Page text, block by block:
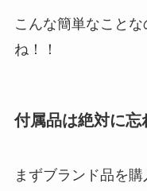
こんな簡単なこと
ね！！
付属品は絶対に忘
まずブランド品を